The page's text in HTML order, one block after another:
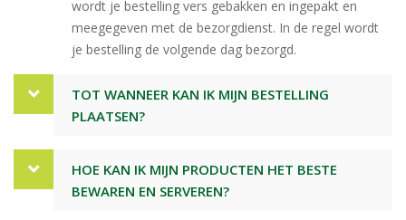
wordt je bestelling vers gebakken en ingepakt en
meegegeven met de bezorgdienst. In de regel wordt
je bestelling de volgende dag bezorgd.
TOT WANNEER KAN IK MIJN BESTELLING
PLAATSEN?
HOE KAN IK MIJN PRODUCTEN HET BESTE
BEWAREN EN SERVEREN?